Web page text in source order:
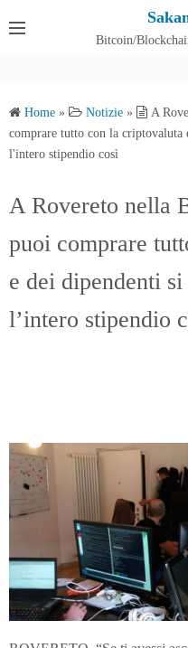
Bitcoin/
Home » Notizie »
A
comprare tutto con la criptovaluta
l'intero stipendio così
A Rovereto nella
puoi comprare
e dei dipendenti
l’intero stipendio